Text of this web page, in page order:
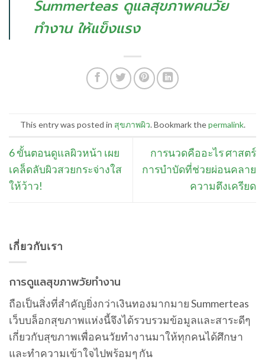
Summerteas ดูแลสุขภาพคนวัย
ทำงาน ให้แข็งแรง
This entry was posted in สุขภาพผิว. Bookmark thepermalink.
6 ขั้นตอนดูแลผิวหน้า เผย
เคล็ดลับผิวสวยกระจ่างใส
ให้ว้าว!
การนวดคืออะไร ศาสตร์
การบำบัดที่ช่วยผ่อนคลาย
ความตึงเครียด
เกี่ยวกับเรา
การดูแลสุขภาพวัยทำงาน
ถือเป็นสิ่งที่สำคัญยิ่งกว่าเงินทองมากมาย Summerteas
เว็บบล็อกสุขภาพแห่งนี้จึงได้รวบรวมข้อมูลและสาระดีๆ
เกี่ยวกับสุขภาพเพื่อคนวัยทำงานมาให้ทุกคนได้ศึกษา
และทำความเข้าใจไปพร้อมๆ กัน